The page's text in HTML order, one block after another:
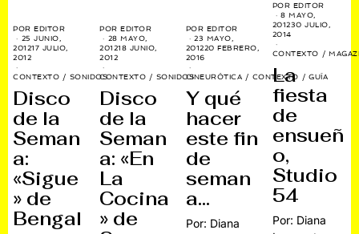
POREDITOR
25 JUNIO,
201217 JULIO,
2012
CONTEXTO / SONIDOS
Disco
de la
Seman
a:
«Sigue
» de
Bengal
POREDITOR
28 MAYO,
201218 JUNIO,
2012
CONTEXTO / SONIDOS
Disco
de la
Seman
a: «En
La
Cocina
» de
POR EDITOR
23 MAYO,
201220 FEBRERO,
2016
CINEURÓTICA / CONTEXTO / GUÍA
Y qué
hacer
este fin
de
seman
a…
Por: Diana
POR EDITOR
8 MAYO,
201230 JULIO,
2014
CONTEXTO /
La
fiesta
de
ensueñ
o,
Studio
54
Por: Diana